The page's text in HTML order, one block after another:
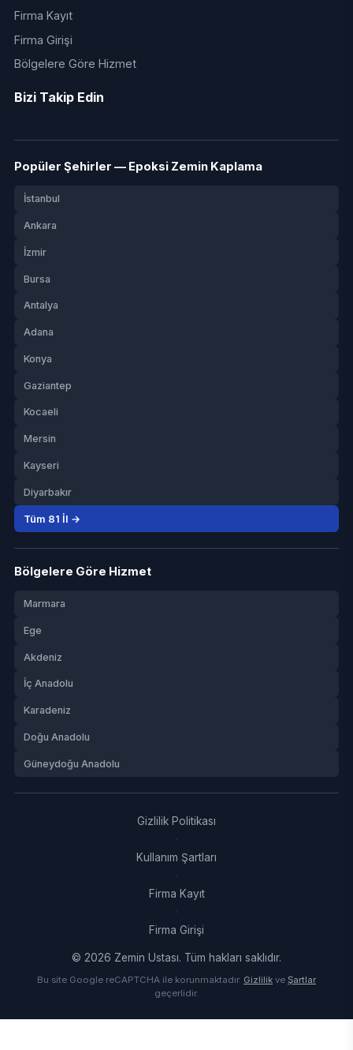
Firma Kayıt
Firma Girişi
Bölgelere Göre Hizmet
Bizi Takip Edin
Popüler Şehirler — Epoksi Zemin Kaplama
İstanbul
Ankara
İzmir
Bursa
Antalya
Adana
Konya
Gaziantep
Kocaeli
Mersin
Kayseri
Diyarbakır
Tüm 81 İl →
Bölgelere Göre Hizmet
Marmara
Ege
Akdeniz
İç Anadolu
Karadeniz
Doğu Anadolu
Güneydoğu Anadolu
Gizlilik Politikası
·
Kullanım Şartları
·
Firma Kayıt
·
Firma Girişi
© 2026 Zemin Ustası. Tüm hakları saklıdır.
Bu site Google reCAPTCHA ile korunmaktadır. Gizlilik ve Şartlar
geçerlidir.